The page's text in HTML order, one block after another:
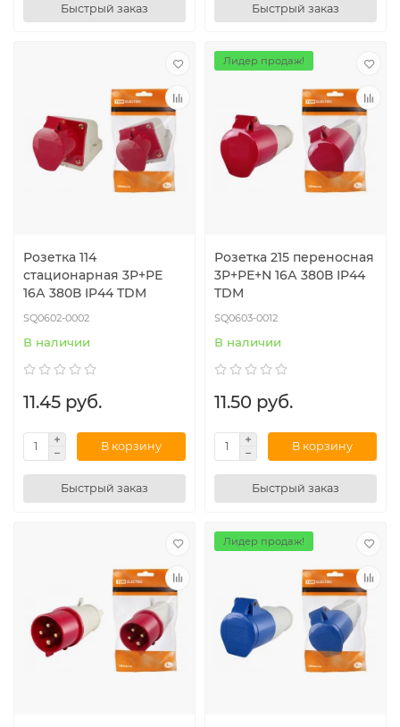
Быстрый заказ Быстрый заказ
Розетка 114
стационарная 3Р+РЕ
16А 380В IP44 TDM
SQ0602-0002
В наличии
11.45 руб.
В корзину
Быстрый заказ
Лидер продаж!
Розетка 215 переносная
3Р+РЕ+N 16А 380В IP44
TDM
SQ0603-0012
В наличии
11.50 руб.
В корзину
Быстрый заказ
Лидер продаж!